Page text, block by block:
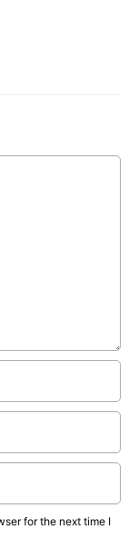
for the next time I